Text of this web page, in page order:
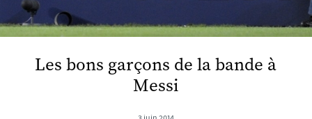
Les bons garçons de la bande à
Messi